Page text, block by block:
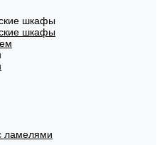
шкафы
шкафы
ламелями